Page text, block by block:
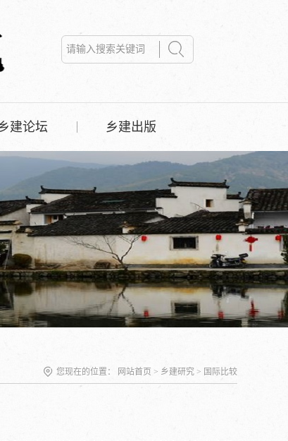
建论坛 乡建出版
您现在的位置： 网站首页 > 乡建研究 > 国际比较